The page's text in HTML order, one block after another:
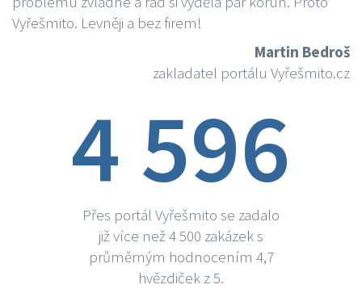
Vyřešmito. Levněji a bez firem!
Martin Bedroš
zakladatel portálu Vyřešmito.cz
4 596
Přes portál Vyřešmito se zadalo
již více než 4 500 zakázek s
průměrným hodnocením 4,7
hvězdiček z 5.